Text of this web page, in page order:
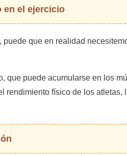
en el ejercicio
que en realidad
que puede acumularse en los
rendimiento físico de los atletas,